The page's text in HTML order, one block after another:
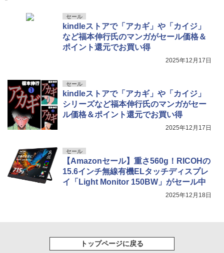
セール
kindleストアで「アカギ」や「カイジ」
など福本伸行氏のマンガがセール価格＆
ポイント還元でお買い得
2025年12月17日
セール
kindleストアで「アカギ」や「カイジ」
シリーズなど福本伸行氏のマンガがセー
ル価格＆ポイント還元でお買い得
2025年12月17日
セール
【Amazonセール】重さ560g！RICOHの
15.6インチ無線有機ELタッチディスプレ
イ「Light Monitor 150BW」がセール中
2025年12月18日
トップページに戻る